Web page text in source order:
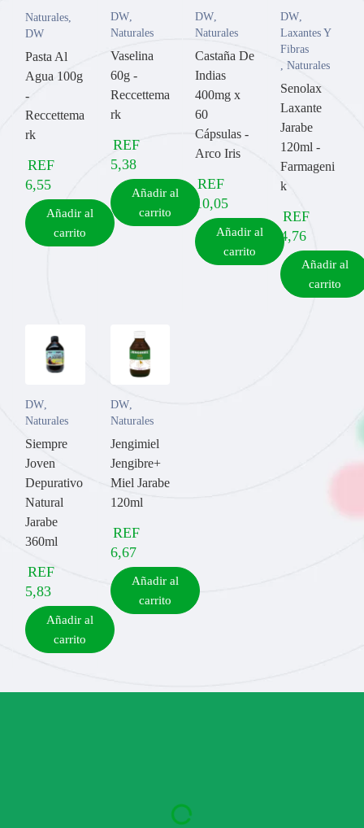
Naturales,
DW
Pasta Al
Agua 100g
-
Reccettema
rk
REF
6,55
Añadir al
carrito
DW,
Naturales
Vaselina
60g -
Reccettema
rk
REF
5,38
Añadir al
carrito
DW,
Naturales
Castaña De
Indias
400mg x
60
Cápsulas -
Arco Iris
REF
10,05
Añadir al
carrito
DW,
Laxantes Y
Fibras
, Naturales
Senolax
Laxante
Jarabe
120ml -
Farmageni
k
REF
4,76
Añadir al
carrito
DW
Naturales
Siempre
Joven
Depurativo
Natural
Jarabe
360ml
REF
5,83
Añadir al
carrito
DW,
Naturales
Jengimiel
Jengibre+
Miel Jarabe
120ml
REF
6,67
Añadir al
carrito